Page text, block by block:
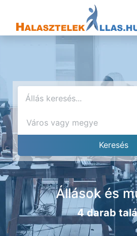
Állások és
4 darab